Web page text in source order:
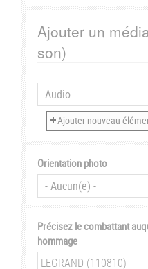
Ajouter un
son)
Orientation photo
Précisez le combattant
hommage